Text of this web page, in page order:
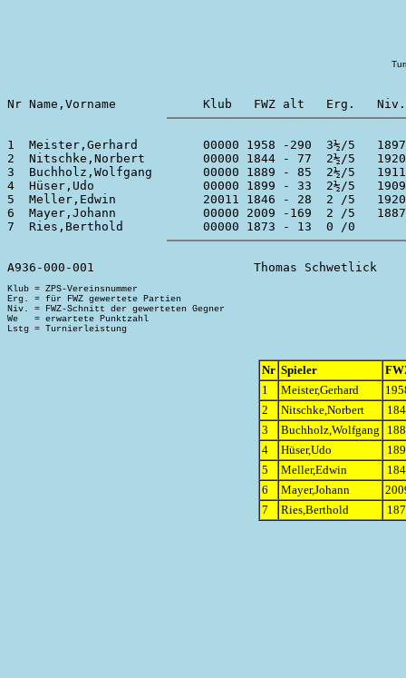
1  Meister,Gerhard         00000 1958 -290  3½/5
2  Nitschke,Norbert        00000 1844 - 77  2½/5
3  Buchholz,Wolfgang       00000 1889 - 85  2½/5
4  Hüser,Udo               00000 1899 - 33  2½/5   1909
5  Meller,Edwin            20011 1846 - 28  2 /5   1920
6  Mayer,Johann            00000 2009 -169  2 /5   1887
Klub = ZPS-Vereinsnummer
Erg. = für FWZ gewertete Partien
Niv. = FWZ-Schnitt der gewerteten Gegner
We   = erwartete Punktzahl
Nr Spieler
1
Meister,Gerhard
2
Nitschke,Norbert
3
Buchholz,Wolfgang
4
Hüser,Udo
5
Meller,Edwin
6
Mayer,Johann
7
Ries,Berthold